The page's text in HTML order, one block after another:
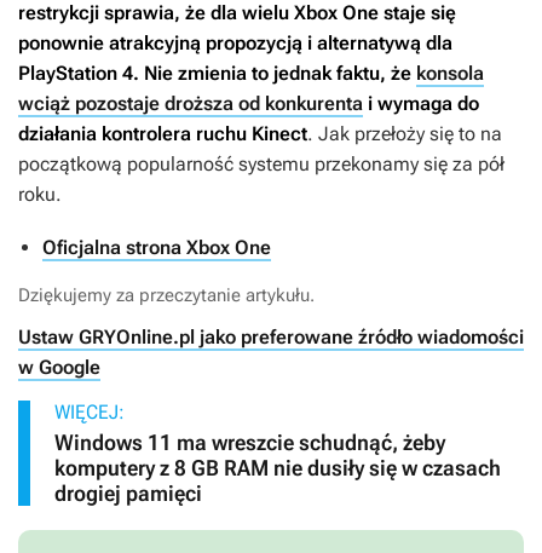
restrykcji sprawia, że dla wielu Xbox One staje się
ponownie atrakcyjną propozycją i alternatywą dla
PlayStation 4. Nie zmienia to jednak faktu, że konsola
wciąż pozostaje droższa od konkurenta i wymaga do
działania kontrolera ruchu Kinect. Jak przełoży się to na
początkową popularność systemu przekonamy się za pół
roku.
Oficjalna strona Xbox One
Dziękujemy za przeczytanie artykułu.
Ustaw GRYOnline.pl jako preferowane źródło wiadomości
w Google
WIĘCEJ:
Windows 11 ma wreszcie schudnąć, żeby
komputery z 8 GB RAM nie dusiły się w czasach
drogiej pamięci